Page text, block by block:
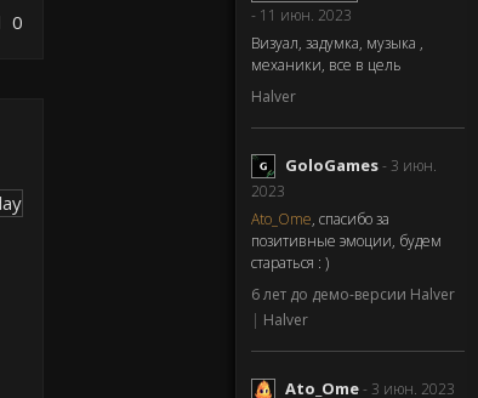
- 11 июн. 2023
Визуал, задумка, музыка ,
механики, все в цель
Halver
GoloGames- 3 июн.
2023
Ato_Ome, спасибо за
позитивные эмоции, будем
стараться : )
6 лет до демо-версии Halver
| Halver
Ato_Ome- 3 июн. 2023
0